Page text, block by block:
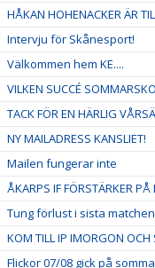
HÅKAN HOHENACKER ÄR
Intervju för Skånesport!
Välkommen hem KE....
VILKEN SUCCÉ
TACK FÖR EN HÄRLIG
NY MAILADRESS KANSLIET!
Mailen fungerar inte
ÅKARPS IF FÖRSTÄRKER
Tung förlust i sista matchen
KOM TILL IP IMORGON OCH
Flickor 07/08 gick på